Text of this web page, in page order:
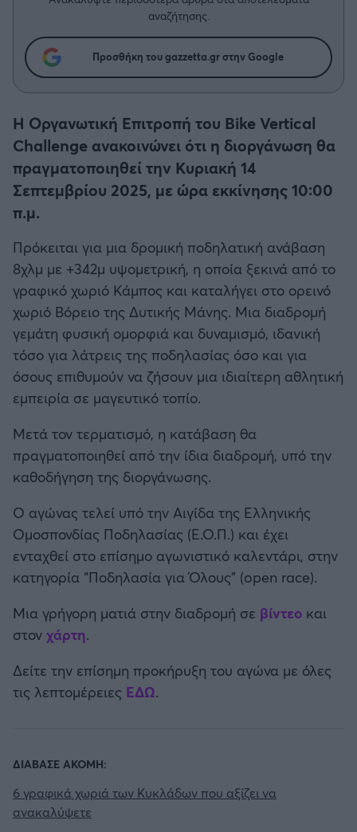
Δημήτρης Τσορμπατζόγλου
Λεβαδειακός
Βόλος
Ατρόμητος Αθηνών
Αστέρας Τρίπολης
Παναιτωλικός
Καλαμάτα
Ηρακλής
Μπαρτσελόνα
Ατλέτικο Μαδρίτης
Μάντσεστερ Γιουνάιτεντ
Μάντσεστερ Σίτι
Λίβερπουλ
Γιουβέντους
Συνεντεύξεις
Μια Ιστορία από την Πόλη
αναζήτησης.
Προσθήκη του gazzetta.gr στην Google
Η Οργανωτική Επιτροπή του Bike Vertical
Challenge ανακοινώνει ότι η διοργάνωση θα
πραγματοποιηθεί την Κυριακή 14
Σεπτεμβρίου 2025, με ώρα εκκίνησης 10:00
π.μ.
Πρόκειται για μια δρομική ποδηλατική ανάβαση
8χλμ με +342μ υψομετρική, η οποία ξεκινά από το
γραφικό χωριό Κάμπος και καταλήγει στο ορεινό
χωριό Βόρειο της Δυτικής Μάνης. Μια διαδρομή
γεμάτη φυσική ομορφιά και δυναμισμό, ιδανική
τόσο για λάτρεις της ποδηλασίας όσο και για
όσους επιθυμούν να ζήσουν μια ιδιαίτερη αθλητική
εμπειρία σε μαγευτικό τοπίο.
Μετά τον τερματισμό, η κατάβαση θα
πραγματοποιηθεί από την ίδια διαδρομή, υπό την
καθοδήγηση της διοργάνωσης.
Ο αγώνας τελεί υπό την Αιγίδα της Ελληνικής
Ομοσπονδίας Ποδηλασίας (Ε.Ο.Π.) και έχει
ενταχθεί στο επίσημο αγωνιστικό καλεντάρι, στην
κατηγορία “Ποδηλασία για Όλους” (open race).
Μια γρήγορη ματιά στην διαδρομή σε βίντεο και
στον χάρτη.
Δείτε την επίσημη προκήρυξη του αγώνα με όλες
τις λεπτομέρειες ΕΔΩ.
ΔΙΑΒΑΣΕ ΑΚΟΜΗ:
6 γραφικά χωριά των Κυκλάδων που αξίζει να
ανακαλύψετε